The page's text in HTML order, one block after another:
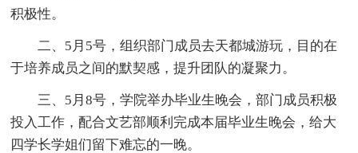
积极性。
二、5月5号，组织部门成员去天都城游玩，目的在
于培养成员之间的默契感，提升团队的凝聚力。
三、5月8号，学院举办毕业生晚会，部门成员积极
投入工作，配合文艺部顺利完成本届毕业生晚会，给大
四学长学姐们留下难忘的一晚。